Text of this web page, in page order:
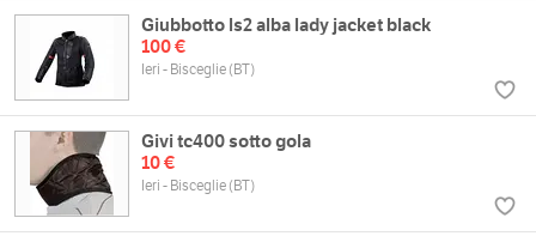
Giubbotto ls2 alba lady jacket black
100 €
Ieri - Bisceglie (BT)
Givi tc400 sotto gola
10 €
Ieri - Bisceglie (BT)